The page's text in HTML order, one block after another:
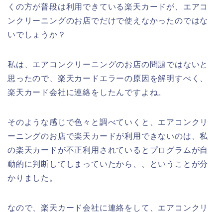
くの方が普段は利用できている楽天カードが、エアコ
ンクリーニングのお店でだけで使えなかったのではな
いでしょうか？
私は、エアコンクリーニングのお店の問題ではないと
思ったので、楽天カードエラーの原因を解明すべく、
楽天カード会社に連絡をしたんですよね。
そのような感じで色々と調べていくと、エアコンクリ
ーニングのお店で楽天カードが利用できないのは、私
の楽天カードが不正利用されているとプログラムが自
動的に判断してしまっていたから、、ということが分
かりました。
なので、楽天カード会社に連絡をして、エアコンクリ